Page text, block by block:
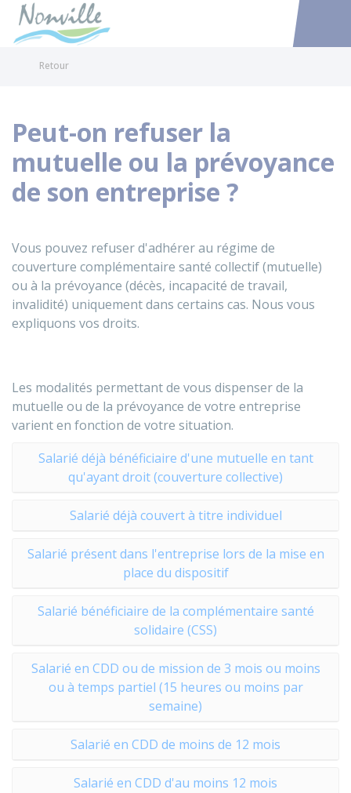
Accéder
Retour
Peut-on refuser la
mutuelle ou la prévoyance
de son entreprise ?
Vous pouvez refuser d'adhérer au régime de
couverture complémentaire santé collectif (mutuelle)
ou à la prévoyance (décès, incapacité de travail,
invalidité) uniquement dans certains cas. Nous vous
expliquons vos droits.
Les modalités permettant de vous dispenser de la
mutuelle ou de la prévoyance de votre entreprise
varient en fonction de votre situation.
Salarié déjà bénéficiaire d'une mutuelle en tant
qu'ayant droit (couverture collective)
Salarié déjà couvert à titre individuel
Salarié présent dans l'entreprise lors de la mise en
place du dispositif
Salarié bénéficiaire de la complémentaire santé
solidaire (CSS)
Salarié en CDD ou de mission de 3 mois ou moins
ou à temps partiel (15 heures ou moins par
semaine)
Salarié en CDD de moins de 12 mois
Salarié en CDD d'au moins 12 mois